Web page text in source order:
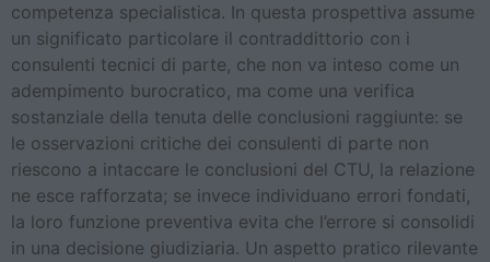
competenza specialistica. In questa prospettiva assume
un significato particolare il contraddittorio con i
consulenti tecnici di parte, che non va inteso come un
adempimento burocratico, ma come una verifica
sostanziale della tenuta delle conclusioni raggiunte: se
le osservazioni critiche dei consulenti di parte non
riescono a intaccare le conclusioni del CTU, la relazione
ne esce rafforzata; se invece individuano errori fondati,
la loro funzione preventiva evita che l’errore si consolidi
in una decisione giudiziaria. Un aspetto pratico rilevante